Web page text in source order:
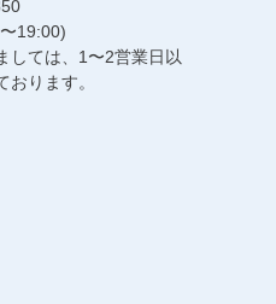
19:00)
しては、1〜2営業日以
おります。